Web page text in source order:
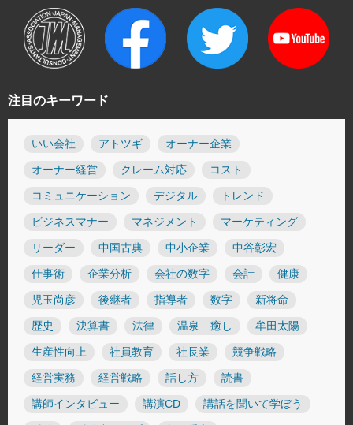
注目のキーワード
いい会社 アトツギ オーナー企業
オーナー経営 クレーム対応 コスト
コミュニケーション デジタル トレンド
ビジネスマナー マネジメント マーケティング
リーダー 中国古典 中小企業 中谷彰宏
仕事術 企業分析 会社の数字 会計 健康
児玉尚彦 後継者 指導者 数字 新将命
歴史 決算書 法律 温泉 癒し 牟田太陽
生産性向上 社員教育 社長業 競争戦略
経営実務 経営戦略 話し方 読書
講師インタビュー 講演CD 講話を聞いて学ぼう